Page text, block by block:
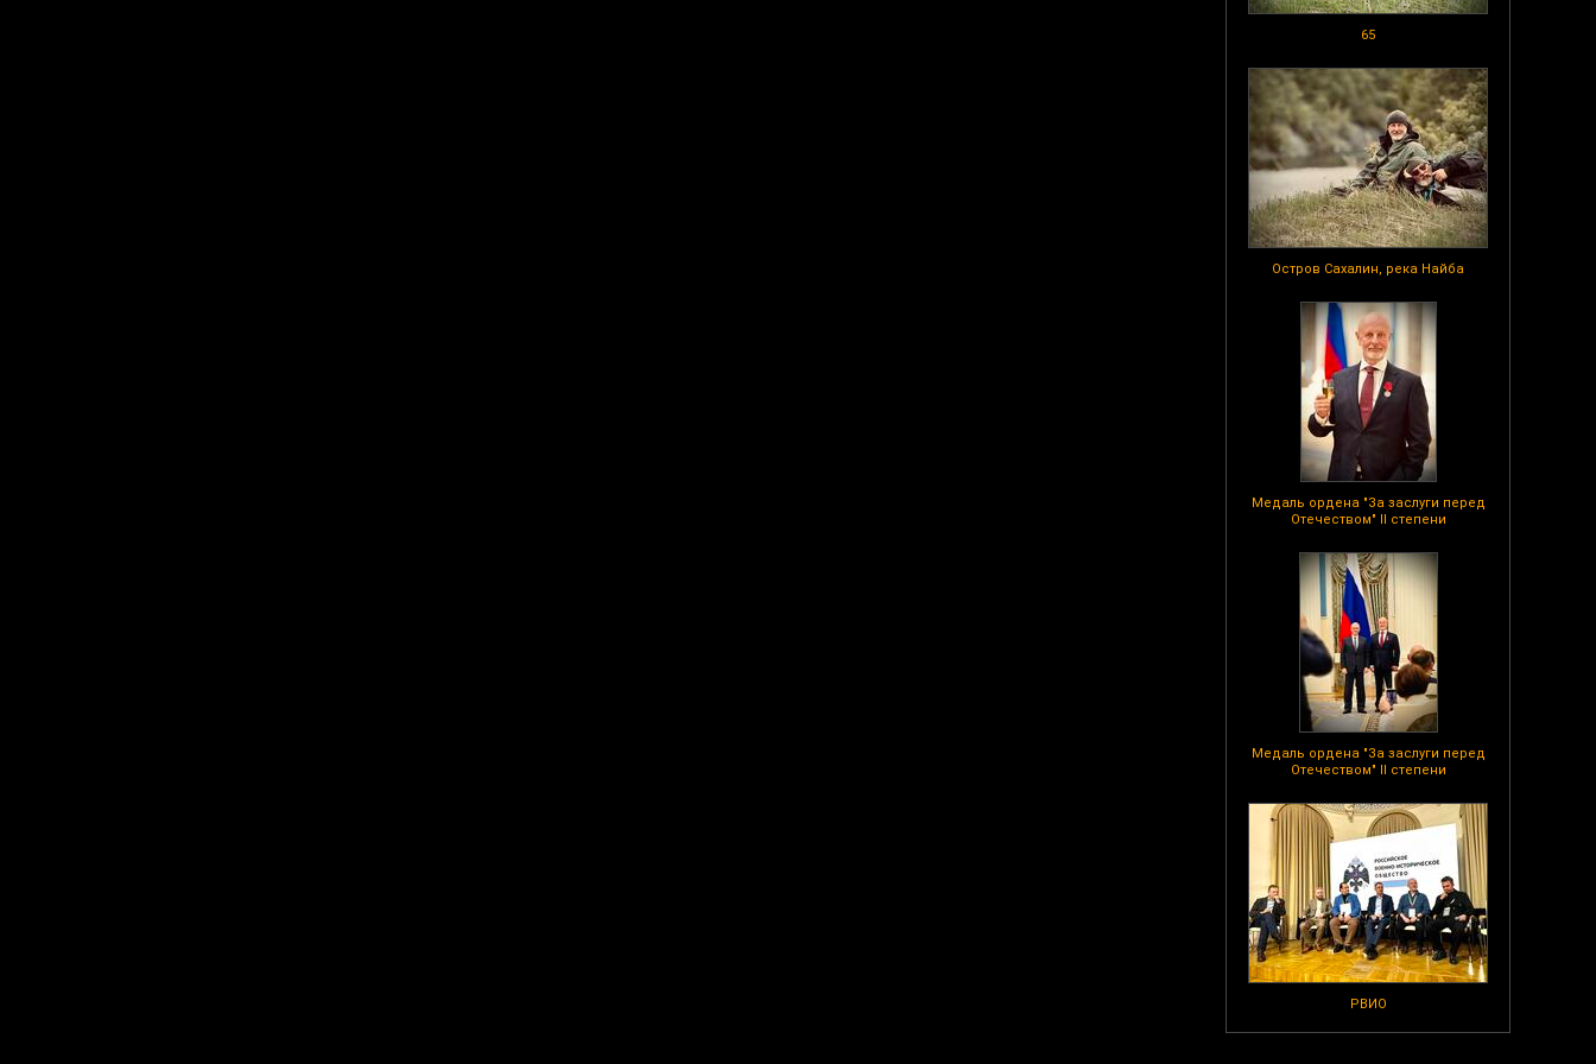
65
Остров Сахалин, река Найба
Медаль ордена "За заслуги перед
Отечеством" II степени
Медаль ордена "За заслуги перед
Отечеством" II степени
РВИО